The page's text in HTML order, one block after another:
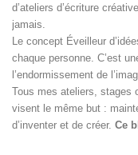
d’ateliers d’écriture
jamais.
Le concept Éveilleur
chaque personne. C’est
l’endormissement de
Tous mes ateliers, stages
visent le même but :
d’inventer et de créer. Ce